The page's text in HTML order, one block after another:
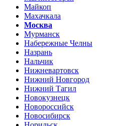
Майкоп
Махачкала
Москва
Мурманск
Набережные Челны
Назрань
Нальчик
Нижневартовск
Нижний Новгород
Нижний Тагил
Новокузнецк
Новороссийск
Новосибирск